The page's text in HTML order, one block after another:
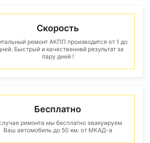
Скорость
ремонт АКПП производится от 1 до
Быстрый и качественнвй результат за
пару дней !
Бесплатно
ремонта мы бесплатно эвакуируем
Ваш автомобиль до 50 км. от МКАД-а